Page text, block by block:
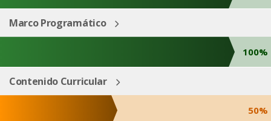
Marco Programático
100%
Contenido Curricular
50%